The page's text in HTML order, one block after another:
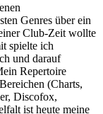
Genres über ein
Club-Zeit wollte
spielte ich
und darauf
Repertoire
(Charts,
Discofox,
ist heute meine